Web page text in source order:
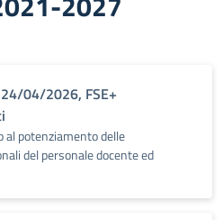
04/2026, FSE+
al potenziamento delle
del personale docente ed